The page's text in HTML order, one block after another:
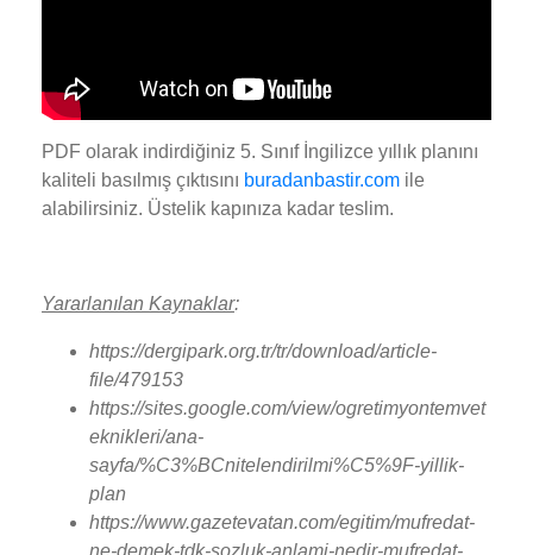
PDF olarak indirdiğiniz 5. Sınıf İngilizce yıllık planını
kaliteli basılmış çıktısını buradanbastir.com ile
alabilirsiniz. Üstelik kapınıza kadar teslim.
Yararlanılan Kaynaklar:
https://dergipark.org.tr/tr/download/article-
file/479153
https://sites.google.com/view/ogretimyontemvet
eknikleri/ana-
sayfa/%C3%BCnitelendirilmi%C5%9F-yillik-
plan
https://www.gazetevatan.com/egitim/mufredat-